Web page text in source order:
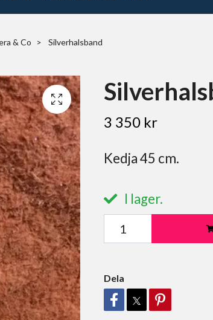
& Co Silverhalsband
3 350 kr
Kedja 45 cm.
I lager.
Dela